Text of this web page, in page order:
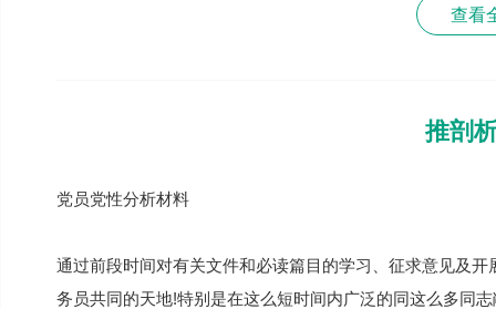
查看
推剖
党员党性分析材料
通过前段时间对有关文件和必读篇目的学习、征求意见及
务员共同的天地!特别是在这么短时间内广泛的同这么多同